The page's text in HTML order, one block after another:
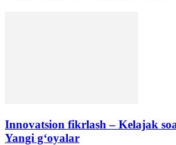
Innovatsion fikrlash – Kelajak
Yangi g‘oyalar